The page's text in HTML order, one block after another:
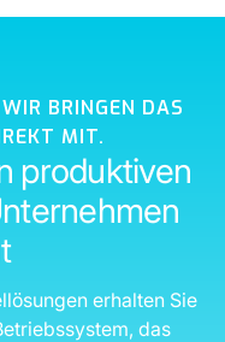
BRINGEN DAS
MIT.
produktiven
erhalten Sie
das